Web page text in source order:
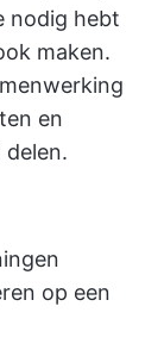
nodig hebt
maken.
en
op een